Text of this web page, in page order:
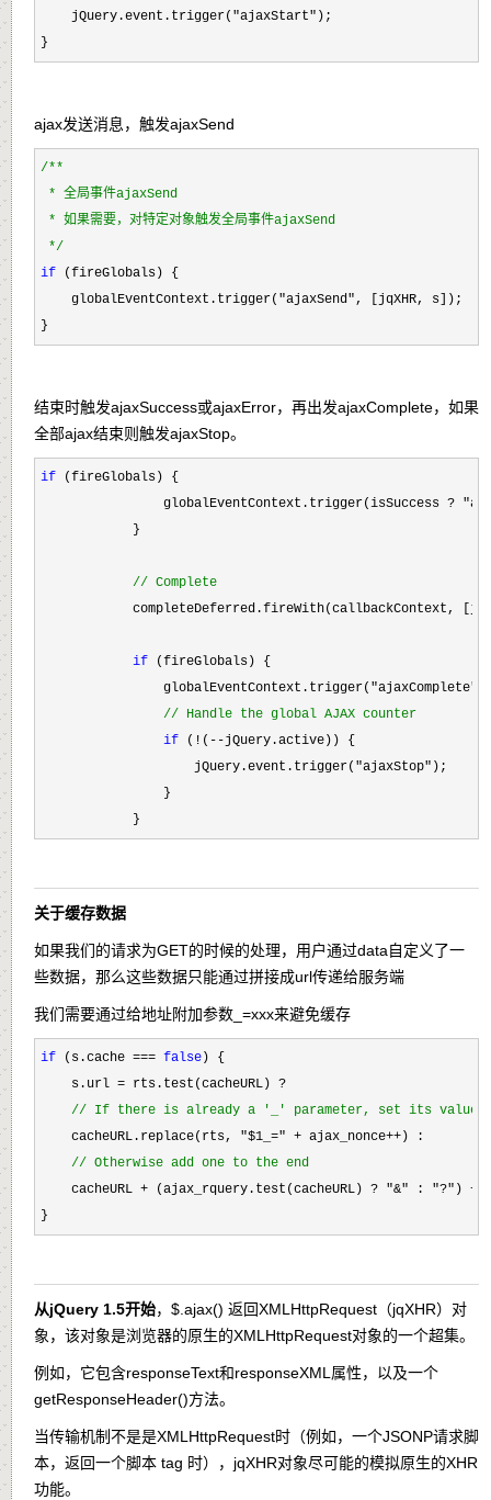
    jQuery.event.trigger("ajaxStart"
);
}
ajax发送消息，触发ajaxSend
/**
* 全局事件ajaxSend
* 如果需要，对特定对象触发全局事件ajaxSend
*/
if (fireGlobals) {
    globalEventContext.trigger(
"ajaxSend", [jqXHR, s]);
}
结束时触发ajaxSuccess或ajaxError，再出发ajaxComplete，如果
全部ajax结束则触发ajaxStop。
if (fireGlobals) {
                globalEventContext.trigger(isSuccess
?
            }
// Complete
completeDeferred.fireWith(callbackContext,
if (fireGlobals) {
                globalEventContext.trigger(
"ajaxComplete"
// Handle the global AJAX counter
if (!(--jQuery.active)) {
                    jQuery.event.trigger(
"ajaxStop" );
                }
            }
关于缓存数据
如果我们的请求为GET的时候的处理，用户通过data自定义了一
些数据，那么这些数据只能通过拼接成url传递给服务端
我们需要通过给地址附加参数_=xxx来避免缓存
if (s.cache === false ) {
    s.url
= rts.test(cacheURL) ?
// If there is already a '_' parameter, set its value
    cacheURL.replace(rts, "$1_=" + ajax_nonce++
) :
// Otherwise add one to the end
cacheURL + (ajax_rquery.test(cacheURL) ? "&" : "?") +
}
从jQuery 1.5开始， $.ajax() 返回XMLHttpRequest（jqXHR）对
象，该对象是浏览器的原生的XMLHttpRequest对象的一个超集。
例如，它包含responseText和responseXML属性，以及一个
getResponseHeader()方法。
当传输机制不是是XMLHttpRequest时（例如，一个JSONP请求脚
本，返回一个脚本 tag 时），jqXHR对象尽可能的模拟原生的XHR
功能。